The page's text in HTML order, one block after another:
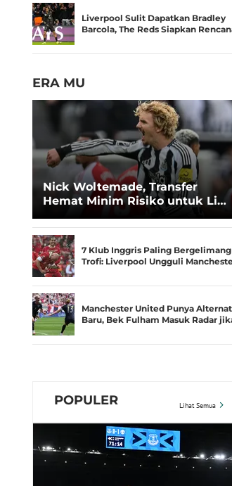
Liverpool Sulit Dapatkan Bradley
Barcola, The Reds Siapkan
ERA MU
Nick Woltemade, Transfer
Hemat Minim Risiko untuk Lini
7 Klub Inggris Paling Bergelimang
Trofi: Liverpool Ungguli
Manchester United Punya
Baru, Bek Fulham Masuk Radar
POPULER Lihat Semua